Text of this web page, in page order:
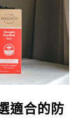
適合的防